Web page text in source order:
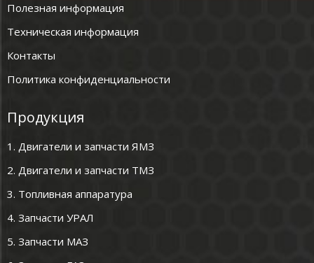
Полезная информация
Техническая информация
Контакты
Политика конфиденциальности
Продукция
1. Двигатели и запчасти ЯМЗ
2. Двигатели и запчасти ТМЗ
3. Топливная аппаратура
4. Запчасти УРАЛ
5. Запчасти МАЗ